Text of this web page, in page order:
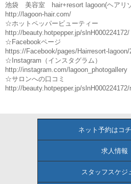
池袋 美容室 hair+resort lagoon(ヘアリ
http://lagoon-hair.com/
☆ホットペッパービューティー
http://beauty.hotpepper.jp/slnH000224172/
☆Facebookページ
https://Facebook/pages/Hairresort-lagoon/
☆Instagram（インスタグラム）
http://instagram.com/lagoon_photogallery
☆サロンへの口コミ
http://beauty.hotpepper.jp/
ネット予約はコ
求人情報
スタッフスケジ